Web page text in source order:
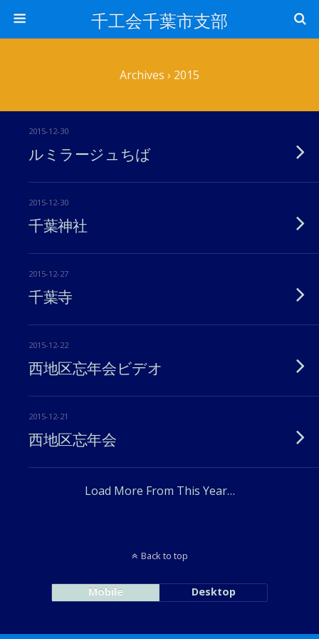
千工会千葉市支部
Archives › 2015
2015-12-30
ルミラージュちば
2015-12-30
千葉神社
2015-12-27
千葉寺
2015-12-22
西地区忘年会ビデオ
2015-12-21
西地区忘年会
Load More From This Year…
Back to top
Mobile Desktop